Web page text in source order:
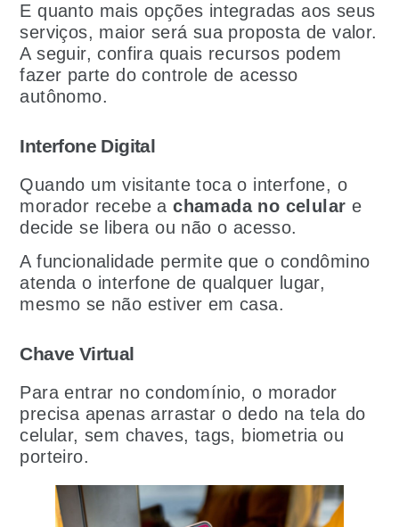
E quanto mais opções integradas aos seus
serviços, maior será sua proposta de valor.
A seguir, confira quais recursos podem
fazer parte do controle de acesso
autônomo.
Interfone Digital
Quando um visitante toca o interfone, o
morador recebe achamada no celular e
decide se libera ou não o acesso.
A funcionalidade permite que o condômino
atenda o interfone de qualquer lugar,
mesmo se não estiver em casa.
Chave Virtual
Para entrar no condomínio, o morador
precisa apenas arrastar o dedo na tela do
celular, sem chaves, tags, biometria ou
porteiro.